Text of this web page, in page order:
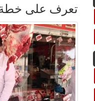
تعرف على خطة